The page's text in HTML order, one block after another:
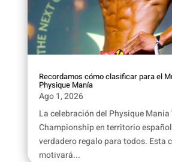
Recordamos cómo clasificar para el
Physique Manía
Ago 1, 2026
La celebración del Physique Mania
Championship en territorio
verdadero regalo para todos. Esta
motivará...